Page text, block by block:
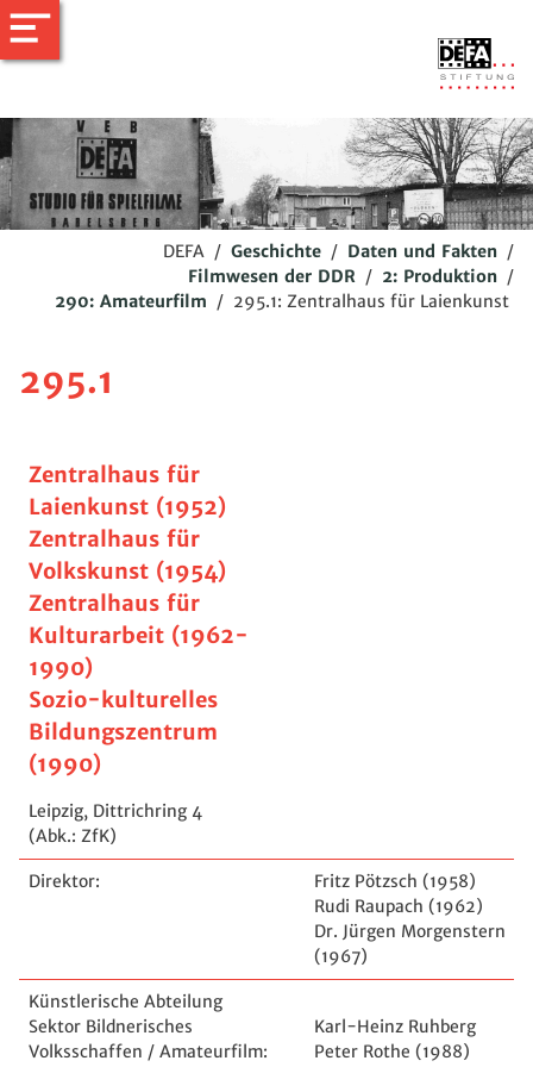
DEFA / Geschichte / Daten und Fakten /
Filmwesen der DDR / 2: Produktion /
290: Amateurfilm / 295.1: Zentralhaus für Laienkunst
295.1
Zentralhaus für
Laienkunst (1952)
Zentralhaus für
Volkskunst (1954)
Zentralhaus für
Kulturarbeit (1962-
1990)
Sozio-kulturelles
Bildungszentrum
(1990)
Leipzig, Dittrichring 4
(Abk.: ZfK)
Direktor:
Fritz Pötzsch (1958)
Rudi Raupach (1962)
Dr. Jürgen Morgenstern
(1967)
Künstlerische Abteilung
Sektor Bildnerisches
Volksschaffen / Amateurfilm:
Karl-Heinz Ruhberg
Peter Rothe (1988)